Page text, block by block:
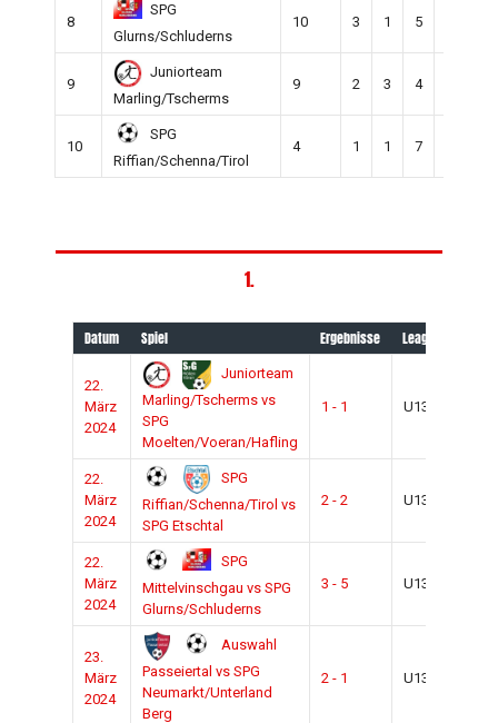
8
SPG
Glurns/Schluderns
10 3 1 5
9
Juniorteam
Marling/Tscherms
9 2 3 4
10
SPG
Riffian/Schenna/Tirol
4 1 1 7
1.
Datum Spiel Ergebnisse League
22.
März
2024
Juniorteam
Marling/Tscherms vs
SPG
Moelten/Voeran/Hafling
1 - 1 U13
22.
März
2024
SPG
Riffian/Schenna/Tirol vs
SPG Etschtal
2 - 2 U13
22.
März
2024
SPG
Mittelvinschgau vs SPG
Glurns/Schluderns
3 - 5 U13
23.
März
2024
Auswahl
Passeiertal vs SPG
Neumarkt/Unterland
Berg
2 - 1 U13